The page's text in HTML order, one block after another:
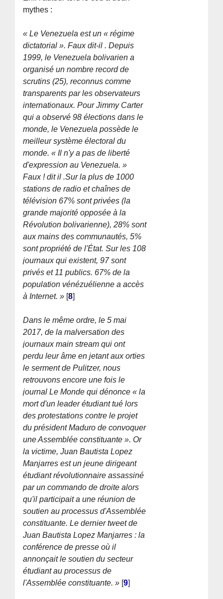
mythes :
« Le Venezuela est un « régime
dictatorial ». Faux dit-il . Depuis
1999, le Venezuela bolivarien a
organisé un nombre record de
scrutins (25), reconnus comme
transparents par les observateurs
internationaux. Pour Jimmy Carter
qui a observé 98 élections dans le
monde, le Venezuela possède le
meilleur système électoral du
monde. « Il n'y a pas de liberté
d'expression au Venezuela. »
Faux ! dit il .Sur la plus de 1000
stations de radio et chaînes de
télévision 67% sont privées (la
grande majorité opposée à la
Révolution bolivarienne), 28% sont
aux mains des communautés, 5%
sont propriété de l'État. Sur les 108
journaux qui existent, 97 sont
privés et 11 publics. 67% de la
population vénézuélienne a accès
à Internet. » [8]
Dans le même ordre, le 5 mai
2017, de la malversation des
journaux main stream qui ont
perdu leur âme en jetant aux orties
le serment de Pulitzer, nous
retrouvons encore une fois le
journal Le Monde qui dénonce « la
mort d'un leader étudiant tué lors
des protestations contre le projet
du président Maduro de convoquer
une Assemblée constituante ». Or
la victime, Juan Bautista Lopez
Manjarres est un jeune dirigeant
étudiant révolutionnaire assassiné
par un commando de droite alors
qu'il participait a une réunion de
soutien au processus d'Assemblée
constituante. Le dernier tweet de
Juan Bautista Lopez Manjarres : la
conférence de presse où il
annonçait le soutien du secteur
étudiant au processus de
l'Assemblée constituante. » [9]